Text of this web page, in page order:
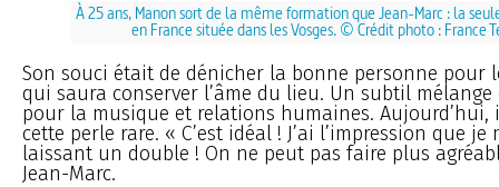
À 25 ans, Manon sort de la même formation que Jean-Marc : la
en France située dans les Vosges. © Crédit photo : France
Son souci était de dénicher la bonne personne pour
qui saura conserver l’âme du lieu. Un subtil
pour la musique et relations humaines. Aujourd’hui,
cette perle rare. « C’est idéal ! J’ai l’impression que je
laissant un double ! On ne peut pas faire plus
Jean-Marc.